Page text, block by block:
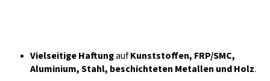
Vielseitige HaftungaufKunststoffen, FRP/SMC,
Aluminium, Stahl, beschichteten Metallen und Holz.